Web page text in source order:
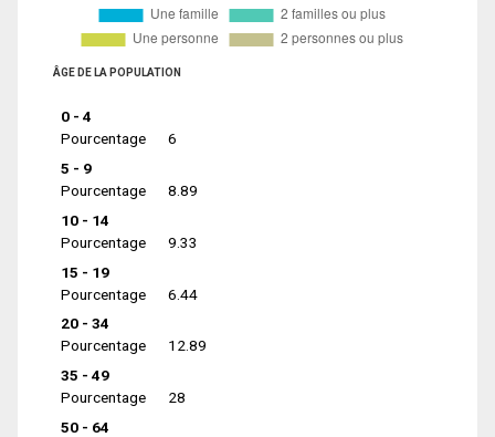
ÂGE DE LA POPULATION
0 - 4
Pourcentage
6
5 - 9
Pourcentage
8.89
10 - 14
Pourcentage
9.33
15 - 19
Pourcentage
6.44
20 - 34
Pourcentage
12.89
35 - 49
Pourcentage
28
50 - 64